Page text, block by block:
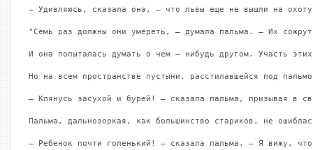
Но на всем пространстве пустыни, расстилавшейся под
— Клянусь засухой и бурей! – сказала пальма, призывая в
Пальма, дальнозоркая, как большинство стариков, не
— Ребенок почти голенький! – сказала пальма. – Я вижу,